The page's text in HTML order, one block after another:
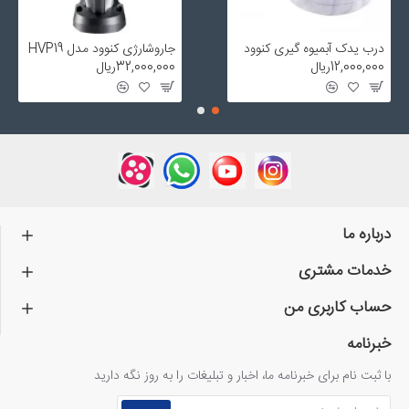
درب یدک آبمیوه گیری کنوود
12,000,000ریال
جاروشارژی کنوود مدل HVP19
32,000,000ریال
درباره ما
خدمات مشتری
حساب کاربری من
خبرنامه
با ثبت نام برای خبرنامه ما، اخبار و تبلیغات را به روز نگه دارید